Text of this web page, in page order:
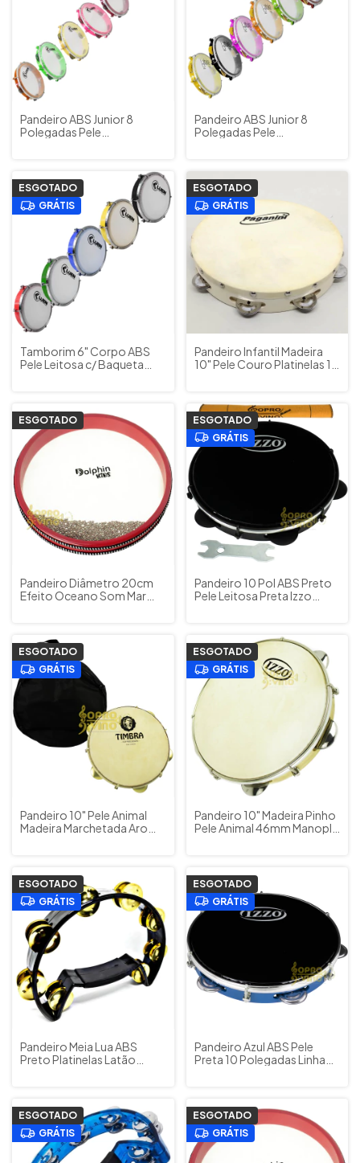
Pandeiro ABS Junior 8
Polegadas Pele
Pandeiro ABS Junior 8
Polegadas Pele
Cor)
ESGOTADO
GRÁTIS
Tamborim 6" Corpo ABS
Pele Leitosa c/ Baqueta
ESGOTADO
GRÁTIS
Pandeiro Infantil Madeira
10" Pele Couro Platinelas 16
ESGOTADO
Pandeiro Diâmetro 20cm
Efeito Oceano Som Mar
ESGOTADO
GRÁTIS
Pandeiro 10 Pol ABS Preto
Pele Leitosa Preta Izzo
ESGOTADO
GRÁTIS
Pandeiro 10" Pele Animal
Madeira Marchetada Aro
ESGOTADO
GRÁTIS
Pandeiro 10" Madeira Pinho
Pele Animal 46mm Manopla
ESGOTADO
GRÁTIS
Pandeiro Meia Lua ABS
Preto Platinelas Latão
ESGOTADO
GRÁTIS
Pandeiro Azul ABS Pele
Preta 10 Polegadas Linha
ESGOTADO
GRÁTIS
ESGOTADO
GRÁTIS